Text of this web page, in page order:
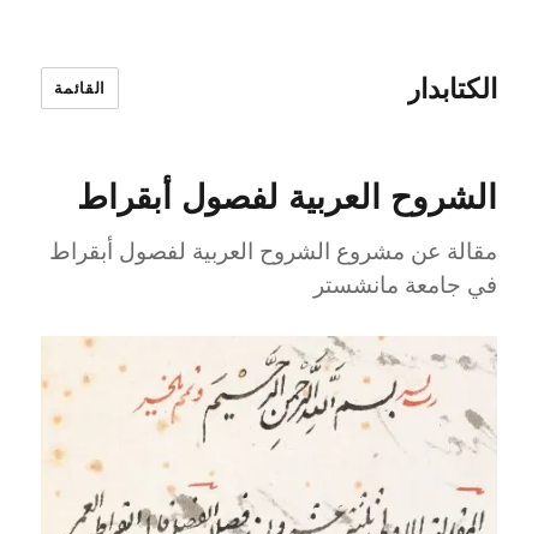
الكتابدار القائمة
الشروح العربية لفصول أبقراط
مقالة عن مشروع الشروح العربية لفصول أبقراط
في جامعة مانشستر